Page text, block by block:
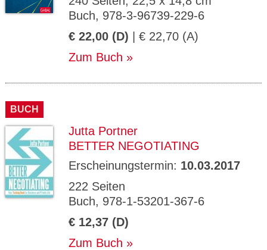
Buch, 978-3-96739-229-6
€ 22,00 (D) | € 22,70 (A)
Zum Buch
BUCH
Jutta Portner
BETTER NEGOTIATING
Erscheinungstermin: 10.03.2017
222 Seiten
Buch, 978-1-53201-367-6
€ 12,37 (D)
Zum Buch